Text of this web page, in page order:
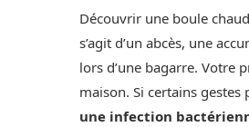
Découvrir une boule
s’agit d’un abcès, une
lors d’une bagarre. Votre
maison. Si certains
une infection